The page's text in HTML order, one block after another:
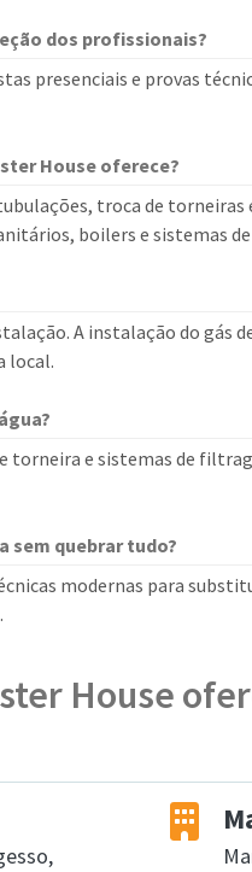
dos profissionais?
presenciais e provas
House oferece?
troca de
boilers e sistemas
A instalação do gás
local.
torneira e sistemas de
sem quebrar tudo?
modernas para
House